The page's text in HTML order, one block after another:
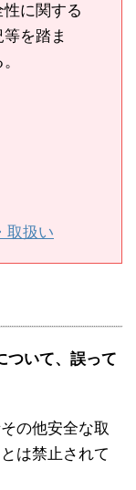
に関する
を踏ま
扱い
ついて、誤って
の他安全な取
は禁止されて